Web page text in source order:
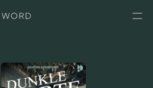
Podcasts für Unternehmen
Leistungen